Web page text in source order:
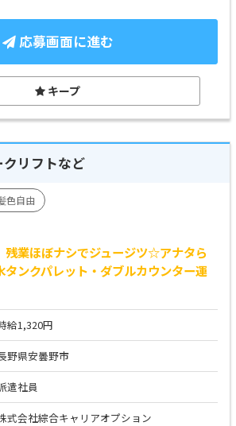
応募画面に進む
キープ
リフトなど
色自由
残業ほぼナシでジュージツ☆アナタら
ンクパレット・ダブルカウンター運
給1,320円
野県安曇野市
遣社員
式会社綜合キャリアオプション